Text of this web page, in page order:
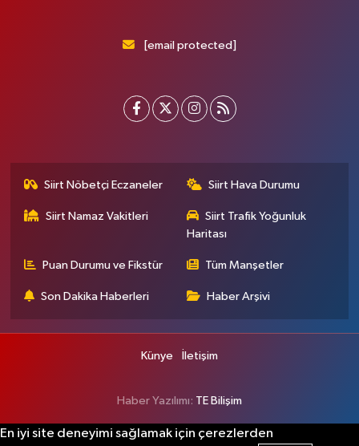
[email protected]
Siirt Nöbetçi Eczaneler Siirt Hava Durumu
Siirt Namaz Vakitleri
Siirt Trafik Yoğunluk
Haritası
Puan Durumu ve Fikstür Tüm Manşetler
Son Dakika Haberleri Haber Arşivi
Künye İletişim
Haber Yazılımı: TE Bilişim
En iyi site deneyimi sağlamak için çerezlerden